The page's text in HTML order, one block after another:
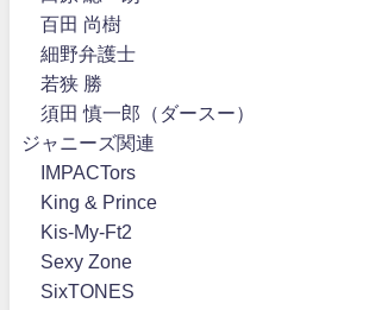
百田 尚樹
細野弁護士
若狭 勝
須田 慎一郎（ダースー）
ジャニーズ関連
IMPACTors
King & Prince
Kis-My-Ft2
Sexy Zone
SixTONES